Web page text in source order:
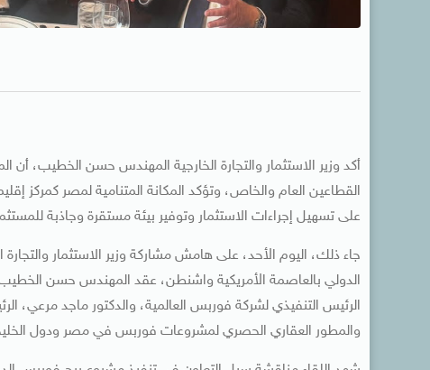
أكد وزير الاستثمار والتجارة الخارجية المهندس حسن الخطيب، أن
القطاعين العام والخاص، وتؤكد المكانة المتنامية لمصر كمركز
على تسهيل إجراءات الاستثمار وتوفير بيئة مستقرة وجاذبة
جاء ذلك، اليوم الأحد، على هامش مشاركة وزير الاستثمار
الدولي بالعاصمة الأمريكية واشنطن، عقد المهندس حسن الخطيب،
الرئيس التنفيذي لشركة فوربس العالمية، والدكتور ماجد مرعي،
والمطور العقاري الحصري لمشروعات فوربس في مصر ودول